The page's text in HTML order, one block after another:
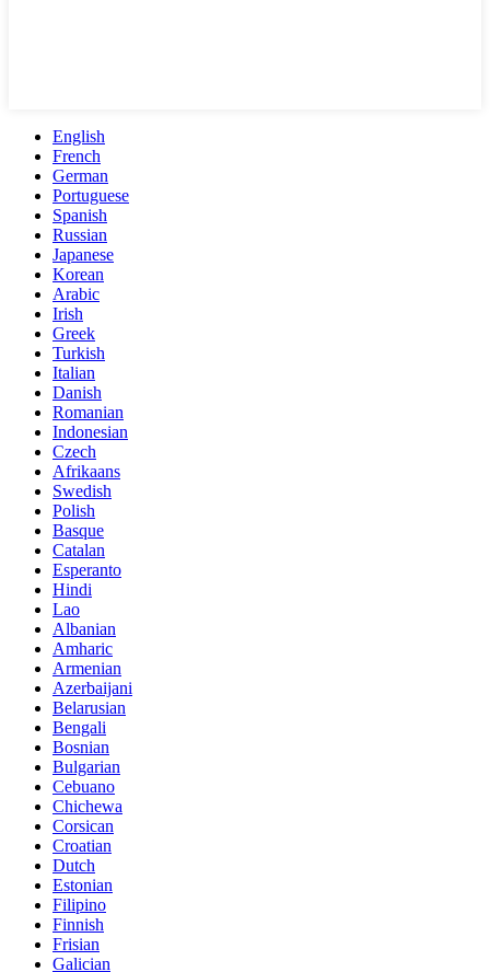
English
French
German
Portuguese
Spanish
Russian
Japanese
Korean
Arabic
Irish
Greek
Turkish
Italian
Danish
Romanian
Indonesian
Czech
Afrikaans
Swedish
Polish
Basque
Catalan
Esperanto
Hindi
Lao
Albanian
Amharic
Armenian
Azerbaijani
Belarusian
Bengali
Bosnian
Bulgarian
Cebuano
Chichewa
Corsican
Croatian
Dutch
Estonian
Filipino
Finnish
Frisian
Galician